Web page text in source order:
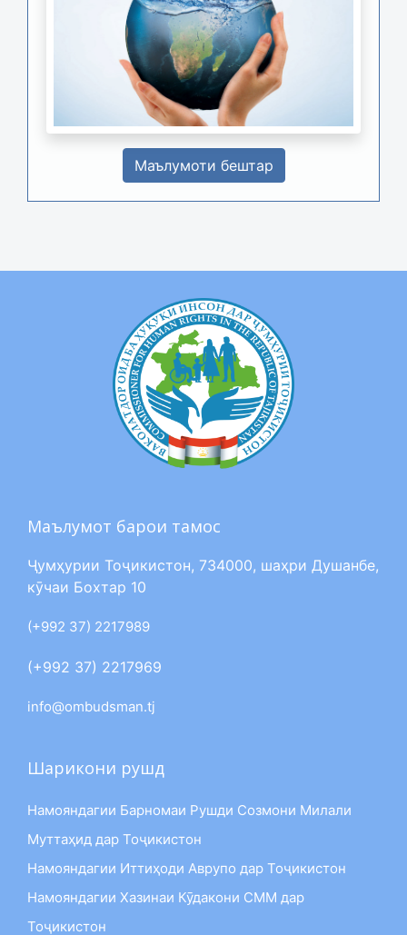
Маълумоти бештар
Маълумот барои тамос
Ҷумҳурии Тоҷикистон, 734000, шаҳри Душанбе,
кӯчаи Бохтар 10
(+992 37) 2217989
(+992 37) 2217969
info@ombudsman.tj
Шарикони рушд
Намояндагии Барномаи Рушди Созмони Милали
Муттаҳид дар Тоҷикистон
Намояндагии Иттиҳоди Аврупо дар Тоҷикистон
Намояндагии Хазинаи Кӯдакони СММ дар
Тоҷикистон